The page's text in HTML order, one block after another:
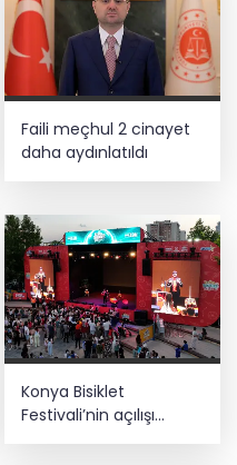
Faili meçhul 2 cinayet
daha aydınlatıldı
Konya Bisiklet
Festivali’nin açılışı